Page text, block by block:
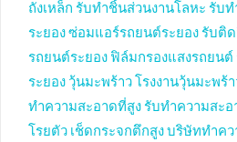
ถังเหล็ก รับทำชิ้นส่วนงานโลหะ รับท
ระยองซ่อมแอร์รถยนต์ระยอง รับติ
รถยนต์ระยอง ฟิล์มกรองแสงรถยนต์
ระยอง วุ้นมะพร้าว โรงงานวุ้นมะพร้
ทำความสะอาดที่สูง รับทำความสะ
โรยตัว เช็ดกระจกตึกสูงบริษัททำคว